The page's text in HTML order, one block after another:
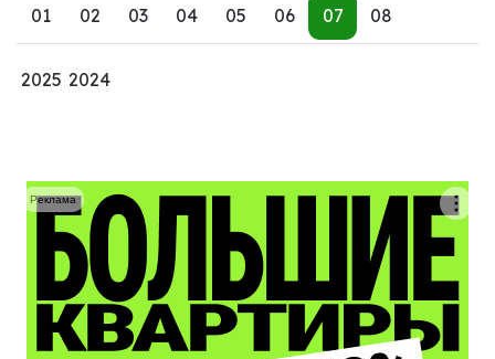
01 02 03 04 05 06 07 08
2025 2024
Реклама